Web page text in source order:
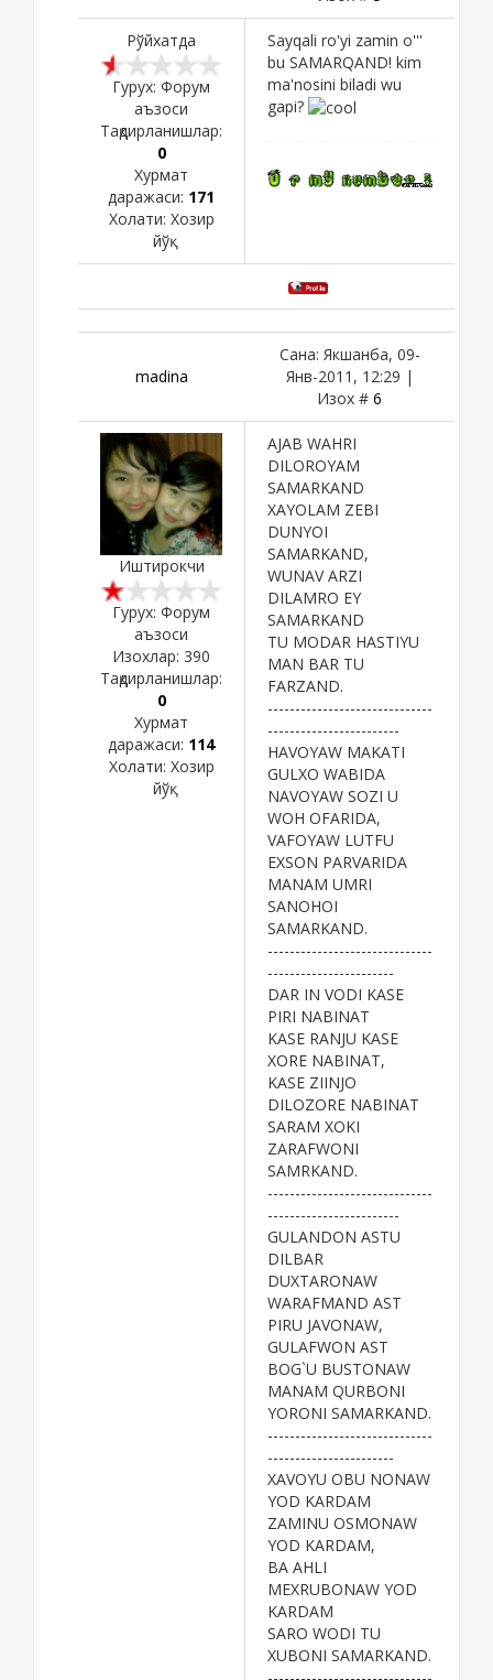
Рўйхатда
Гурух: Форум
аъзоси
Тақдирланишлар:
0
Хурмат
даражаси: 171
Холати: Хозир
йўқ
Sayqali ro'yi zamin o'''
bu SAMARQAND! kim
ma'nosini biladi wu
gapi?
madina
Сана: Якшанба, 09-
Янв-2011, 12:29 |
Изох # 6
Иштирокчи
Гурух: Форум
аъзоси
Изохлар: 390
Тақдирланишлар:
0
Хурмат
даражаси: 114
Холати: Хозир
йўқ
AJAB WAHRI
DILOROYAM
SAMARKAND
XAYOLAM ZEBI
DUNYOI
SAMARKAND,
WUNAV ARZI
DILAMRO EY
SAMARKAND
TU MODAR HASTIYU
MAN BAR TU
FARZAND.
------------------------------
------------------------
HAVOYAW MAKATI
GULXO WABIDA
NAVOYAW SOZI U
WOH OFARIDA,
VAFOYAW LUTFU
EXSON PARVARIDA
MANAM UMRI
SANOHOI
SAMARKAND.
------------------------------
-----------------------
DAR IN VODI KASE
PIRI NABINAT
KASE RANJU KASE
XORE NABINAT,
KASE ZIINJO
DILOZORE NABINAT
SARAM XOKI
ZARAFWONI
SAMRKAND.
------------------------------
------------------------
GULANDON ASTU
DILBAR
DUXTARONAW
WARAFMAND AST
PIRU JAVONAW,
GULAFWON AST
BOG`U BUSTONAW
MANAM QURBONI
YORONI SAMARKAND.
------------------------------
-----------------------
XAVOYU OBU NONAW
YOD KARDAM
ZAMINU OSMONAW
YOD KARDAM,
BA AHLI
MEXRUBONAW YOD
KARDAM
SARO WODI TU
XUBONI SAMARKAND.